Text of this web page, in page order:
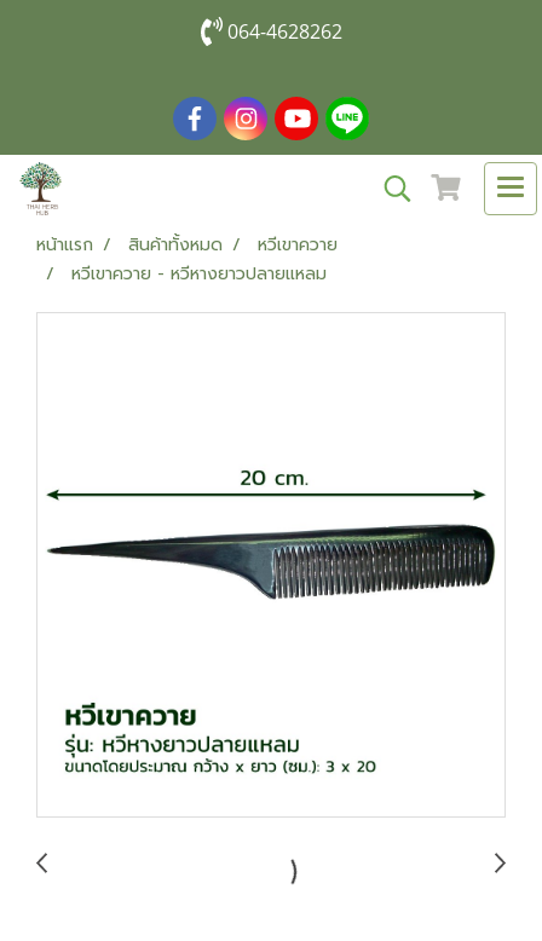
064-4628262
หน้าแรก สินค้าทั้งหมด
หวีเขาควาย
หวีเขาควาย - หวีหางยาวปลายแหลม